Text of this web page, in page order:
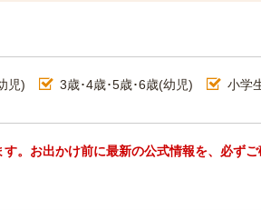
児) 3歳･4歳･5歳･6歳(幼児)
小学
。お出かけ前に最新の公式情報を、必ずご